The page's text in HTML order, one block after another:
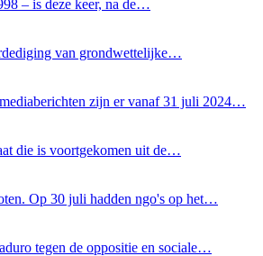
– is deze keer, na de…
van grondwettelijke…
zijn er vanaf 31 juli 2024…
die is voortgekomen uit de…
Op 30 juli hadden ngo's op het…
tegen de oppositie en sociale…